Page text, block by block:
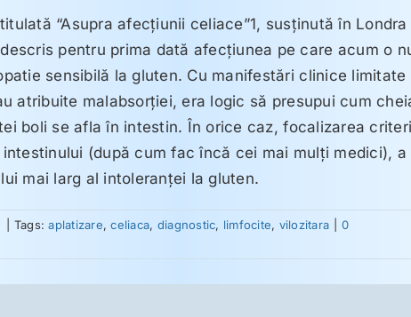
“Asupra afecţiunii celiace”1, susţinută în Londra
pentru prima dată afecţiunea pe care acum o
sensibilă la gluten. Cu manifestări clinice
atribuite malabsorţiei, era logic să presupui cum
boli se afla în intestin. În orice caz, focalizarea
(după cum fac încă cei mai mulţi medici), a
mai larg al intoleranţei la gluten.
Tags:aplatizare,celiaca, diagnostic, limfocite, vilozitara
0